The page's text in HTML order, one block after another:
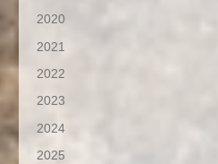
2020
2021
2022
2023
2024
2025